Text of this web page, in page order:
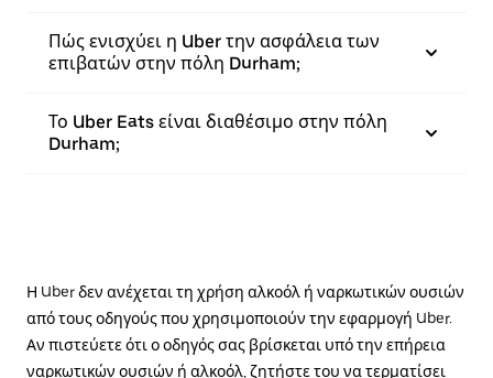
Πώς ενισχύει η Uber την ασφάλεια των
επιβατών στην πόλη Durham;
Το Uber Eats είναι διαθέσιμο στην πόλη
Durham;
Η Uber δεν ανέχεται τη χρήση αλκοόλ ή ναρκωτικών ουσιών
από τους οδηγούς που χρησιμοποιούν την εφαρμογή Uber.
Αν πιστεύετε ότι ο οδηγός σας βρίσκεται υπό την επήρεια
ναρκωτικών ουσιών ή αλκοόλ, ζητήστε του να τερματίσει